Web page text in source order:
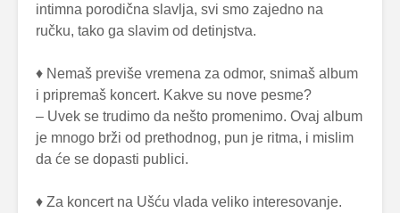
intimna porodična slavlja, svi smo zajedno na
ručku, tako ga slavim od detinjstva.
♦ Nemaš previše vremena za odmor, snimaš album
i pripremaš koncert. Kakve su nove pesme?
– Uvek se trudimo da nešto promenimo. Ovaj album
je mnogo brži od prethodnog, pun je ritma, i mislim
da će se dopasti publici.
♦ Za koncert na Ušću vlada veliko interesovanje.